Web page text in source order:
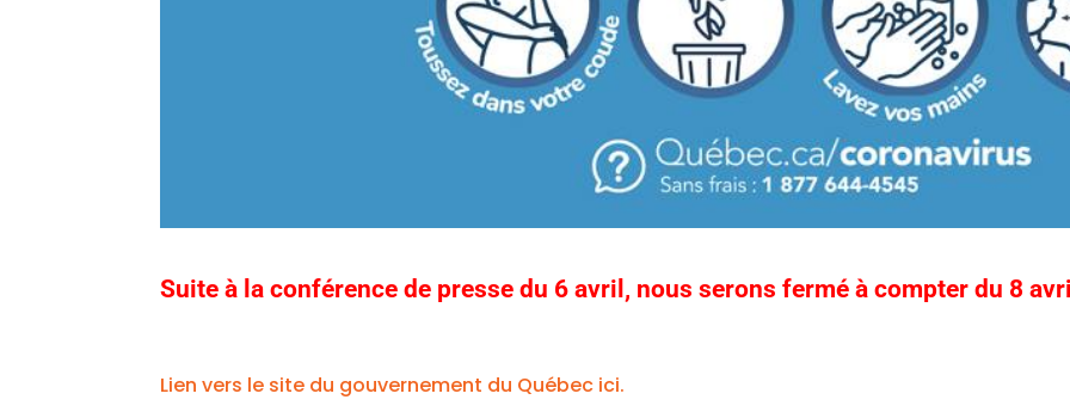
Suite à la conférence de presse du 6 avril, nous serons fermé à compter du 8
Lien vers le site du gouvernement du Québec ici.